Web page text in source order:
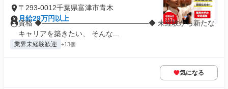
〒293-0012千葉県富津市青木
月給29万円以上
資格 ◆―――――――――――――――◆ 未経験から新たな
キャリアを築きたい、 そんな...
業界未経験歓迎 +13個
気になる